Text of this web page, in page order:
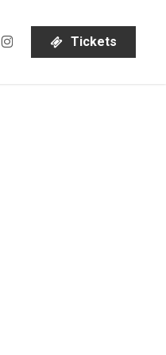
instagram Tickets